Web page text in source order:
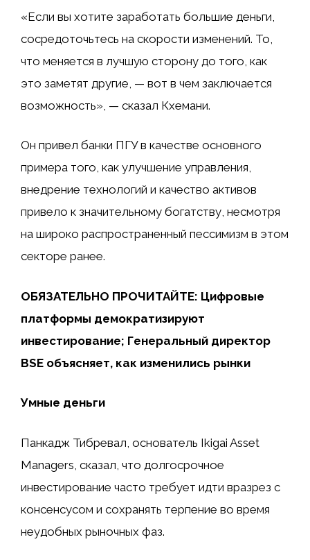
«Если вы хотите заработать большие деньги,
сосредоточьтесь на скорости изменений. То,
что меняется в лучшую сторону до того, как
это заметят другие, — вот в чем заключается
возможность», — сказал Кхемани.
Он привел банки ПГУ в качестве основного
примера того, как улучшение управления,
внедрение технологий и качество активов
привело к значительному богатству, несмотря
на широко распространенный пессимизм в этом
секторе ранее.
ОБЯЗАТЕЛЬНО ПРОЧИТАЙТЕ: Цифровые
платформы демократизируют
инвестирование; Генеральный директор
BSE объясняет, как изменились рынки
Умные деньги
Панкадж Тибревал, основатель Ikigai Asset
Managers, сказал, что долгосрочное
инвестирование часто требует идти вразрез с
консенсусом и сохранять терпение во время
неудобных рыночных фаз.